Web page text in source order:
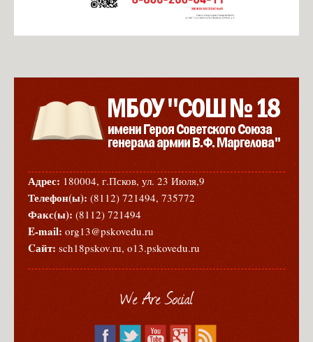
Адрес: 180004, г.Псков, ул. 23 Июля,9
Телефон(ы): (8112) 721494, 735772
Факс(ы): (8112) 721494
E-mail: org13@pskovedu.ru
Cайт: sch18pskov.ru, o13.pskovedu.ru
We Are Social